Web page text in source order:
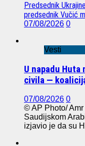
Predsednik
predsednik Vučić
07/08/2026 0
Vesti
U napadu Huta
civila —
07/08/2026 0
© AP Photo/
Saudijskom
izjavio je da su